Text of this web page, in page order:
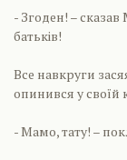
- Згоден! –
батьків!
Все навкруги
опинився у своїй
- Мамо, тату! –